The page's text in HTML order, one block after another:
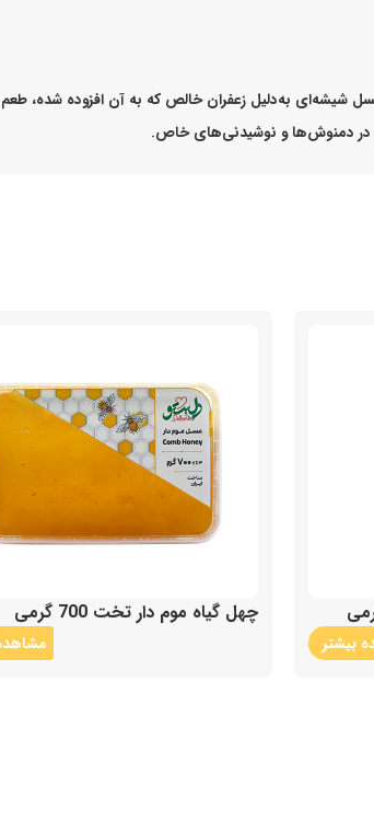
شیشه‌ای به‌دلیل زعفران خالص که به آن افزوده شده،
در دمنوش‌ها و نوشیدنی‌های خاص.
بیشتر
چهل گیاه موم دار تخت 700 گرمی